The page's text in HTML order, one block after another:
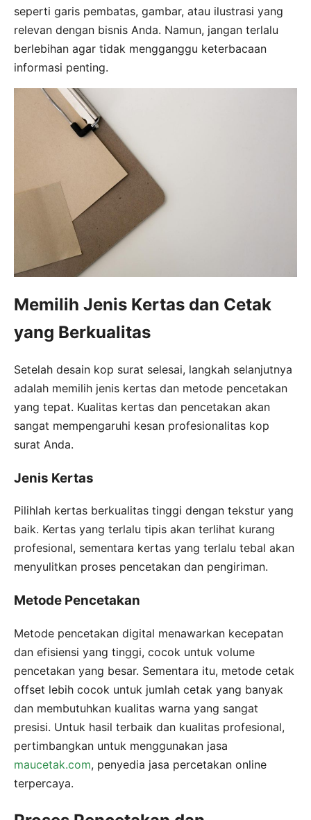
seperti garis pembatas, gambar, atau ilustrasi yang
relevan dengan bisnis Anda. Namun, jangan terlalu
berlebihan agar tidak mengganggu keterbacaan
informasi penting.
Memilih Jenis Kertas dan Cetak
yang Berkualitas
Setelah desain kop surat selesai, langkah selanjutnya
adalah memilih jenis kertas dan metode pencetakan
yang tepat. Kualitas kertas dan pencetakan akan
sangat mempengaruhi kesan profesionalitas kop
surat Anda.
Jenis Kertas
Pilihlah kertas berkualitas tinggi dengan tekstur yang
baik. Kertas yang terlalu tipis akan terlihat kurang
profesional, sementara kertas yang terlalu tebal akan
menyulitkan proses pencetakan dan pengiriman.
Metode Pencetakan
Metode pencetakan digital menawarkan kecepatan
dan efisiensi yang tinggi, cocok untuk volume
pencetakan yang besar. Sementara itu, metode cetak
offset lebih cocok untuk jumlah cetak yang banyak
dan membutuhkan kualitas warna yang sangat
presisi. Untuk hasil terbaik dan kualitas profesional,
pertimbangkan untuk menggunakan jasa
maucetak.com, penyedia jasa percetakan online
terpercaya.